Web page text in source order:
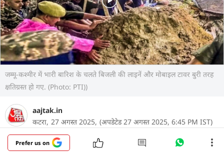
जम्मू-कश्मीर में भारी बारिश के चलते बिजली की लाइनें और मोबाइल टावर बुरी तरह
क्षतिग्रस्त हो गए. (Photo: PTI))
aajtak.in
कटरा, 27 अगस्त 2025, (अपडेटेड 27 अगस्त 2025, 6:45 PM IST)
Prefer us on